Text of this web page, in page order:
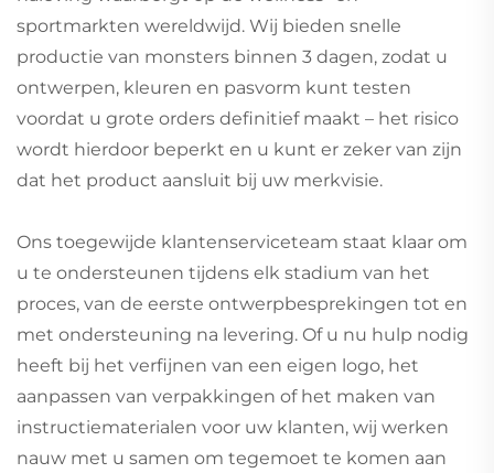
sportmarkten wereldwijd. Wij bieden snelle
productie van monsters binnen 3 dagen, zodat u
ontwerpen, kleuren en pasvorm kunt testen
voordat u grote orders definitief maakt – het risico
wordt hierdoor beperkt en u kunt er zeker van zijn
dat het product aansluit bij uw merkvisie.
Ons toegewijde klantenserviceteam staat klaar om
u te ondersteunen tijdens elk stadium van het
proces, van de eerste ontwerpbesprekingen tot en
met ondersteuning na levering. Of u nu hulp nodig
heeft bij het verfijnen van een eigen logo, het
aanpassen van verpakkingen of het maken van
instructiematerialen voor uw klanten, wij werken
nauw met u samen om tegemoet te komen aan